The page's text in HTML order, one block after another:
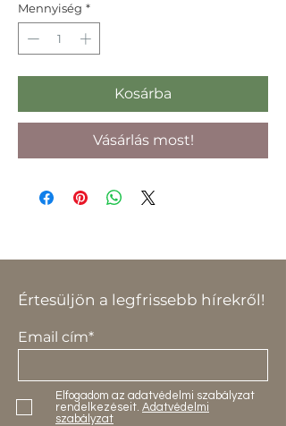
Mennyiség *
Kosárba
Vásárlás most!
Értesüljön a legfrissebb hírekről!
Email cím*
Elfogadom az adatvédelmi szabályzat
rendelkezéseit. Adatvédelmi
szabályzat